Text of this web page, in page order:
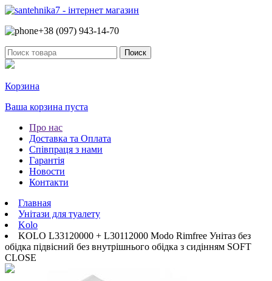
+38 (097) 943-14-70
Корзина
Ваша корзина пуста
Про нас
Доставка та Оплата
Співпраця з нами
Гарантія
Новости
Контакти
Главная
Унітази для туалету
Kolo
KOLO L33120000 + L30112000 Modo Rimfree Унітаз без
обідка підвісний без внутрішнього обідка з сидінням SOFT
CLOSE